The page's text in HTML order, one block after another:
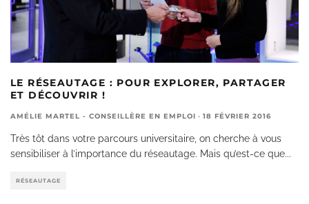
LE RÉSEAUTAGE : POUR EXPLORER, PARTAGER
ET DÉCOUVRIR !
AMÉLIE MARTEL - CONSEILLÈRE EN EMPLOI · 18 FÉVRIER 2016
Très tôt dans votre parcours universitaire, on cherche à vous
sensibiliser à l’importance du réseautage. Mais qu’est-ce que...
RÉSEAUTAGE